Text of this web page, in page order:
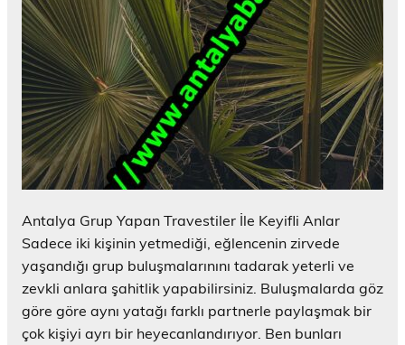
Antalya Grup Yapan Travestiler İle Keyifli Anlar
Sadece iki kişinin yetmediği, eğlencenin zirvede
yaşandığı grup buluşmalarınını tadarak yeterli ve
zevkli anlara şahitlik yapabilirsiniz. Buluşmalarda göz
göre göre aynı yatağı farklı partnerle paylaşmak bir
çok kişiyi ayrı bir heyecanlandırıyor. Ben bunları